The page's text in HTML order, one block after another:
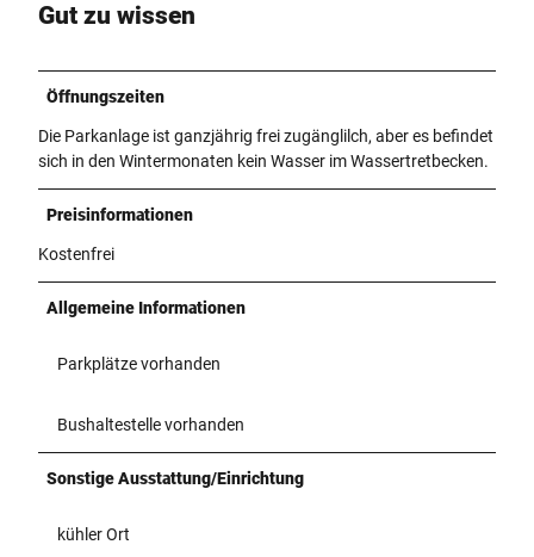
Gut zu wissen
Öffnungszeiten
Die Parkanlage ist ganzjährig frei zugänglilch, aber es befindet
sich in den Wintermonaten kein Wasser im Wassertretbecken.
Preisinformationen
Kostenfrei
Allgemeine Informationen
Parkplätze vorhanden
Bushaltestelle vorhanden
Sonstige Ausstattung/Einrichtung
kühler Ort